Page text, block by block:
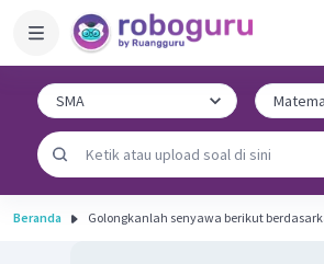
Beranda Golongkanlah senyawa berikut